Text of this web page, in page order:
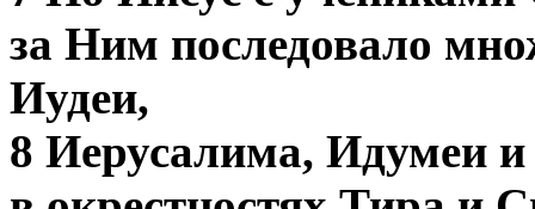
за Ним последовало
Иудеи,
8 Иерусалима, Идумеи